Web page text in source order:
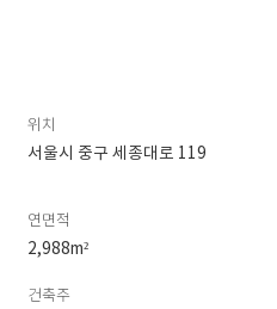
위치
서울시 중구 세종대로 119
연면적
2,988m²
건축주